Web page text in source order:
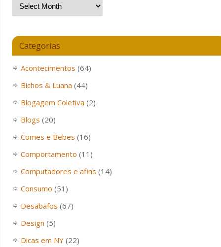
Categorias
Acontecimentos (64)
Bichos & Luana (44)
Blogagem Coletiva (2)
Blogs (20)
Comes e Bebes (16)
Comportamento (11)
Computadores e afins (14)
Consumo (51)
Desabafos (67)
Design (5)
Dicas em NY(22)